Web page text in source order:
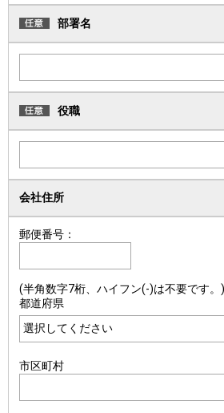
部署名
役職
会社住所
郵便番号：
(半角数字7桁、ハイフン(-)は不要です。)
都道府県
市区町村